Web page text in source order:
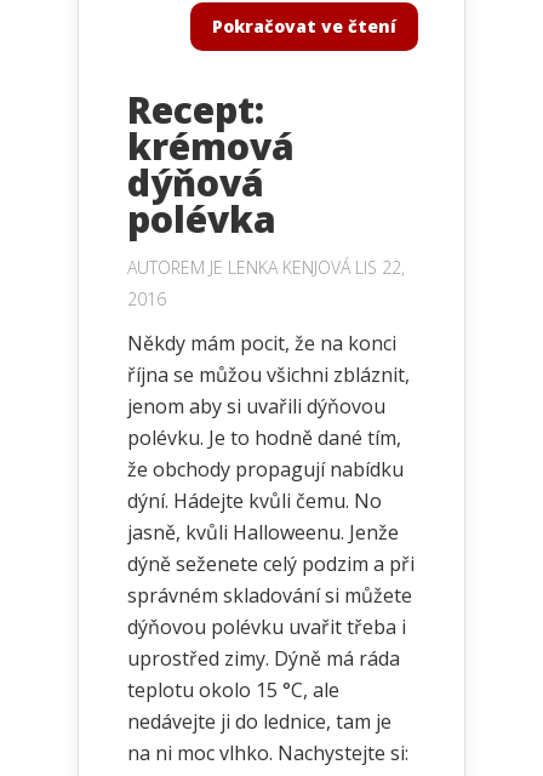
Pokračovat ve čtení
Recept:
krémová
dýňová
polévka
AUTOREM JE LENKA KENJOVÁLIS 22,
2016
Někdy mám pocit, že na konci
října se můžou všichni zbláznit,
jenom aby si uvařili dýňovou
polévku. Je to hodně dané tím,
že obchody propagují nabídku
dýní. Hádejte kvůli čemu. No
jasně, kvůli Halloweenu. Jenže
dýně seženete celý podzim a při
správném skladování si můžete
dýňovou polévku uvařit třeba i
uprostřed zimy. Dýně má ráda
teplotu okolo 15 °C, ale
nedávejte ji do lednice, tam je
na ni moc vlhko. Nachystejte si: